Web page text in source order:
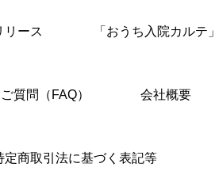
リース 「おうち入院カルテ」
質問（FAQ） 会社概要
定商取引法に基づく表記等